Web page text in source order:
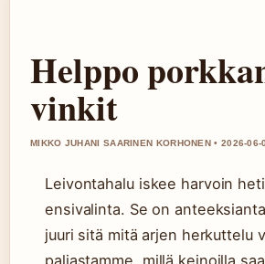
Helppo
vinkit
MIKKO JUHANI SAARINEN KORHONEN • 2026-06-
Leivontahalu iskee harvoin
ensivalinta. Se on
juuri sitä mitä arjen herkuttelu
paljastamme, millä keinoilla